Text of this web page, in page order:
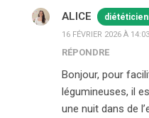
ALICE
16 FÉVRIER 2026 À 14:03
RÉPONDRE
Bonjour, pour
légumineuses, il
une nuit dans de